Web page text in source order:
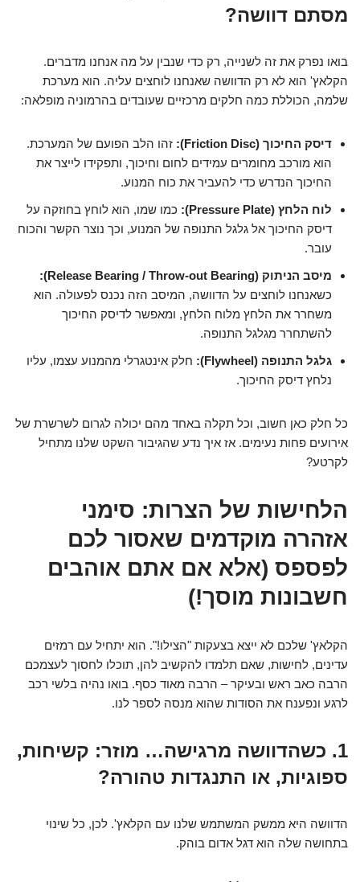
מסתם דוושה?
בואו נפרק את זה לשנייה, רק כדי שנבין על מה אנחנו מדברים.
הקלאץ' הוא לא רק הדוושה שאנחנו לוחצים עליה. הוא מערכת
שלמה, הכוללת כמה חלקים מרכזיים שעובדים בהרמוניה מופלאה:
דיסק החיכוך (Friction Disc):
זהו הלב הפועם של המערכת.
הוא מורכב מחומרים עמידים לחום וחיכוך, ותפקידו לייצר את
החיכוך הנדרש כדי להעביר את כוח המנוע.
לוח הלחץ (Pressure Plate):
כמו שמו, הוא לוחץ בחוזקה על
דיסק החיכוך אל גלגל התנופה של המנוע, וכך נוצר הקשר והכוח
עובר.
מיסב הניתוק (Release Bearing / Throw-out Bearing):
כשאנחנו לוחצים על הדוושה, המיסב הזה נכנס לפעולה. הוא
משחרר את הלחץ מלוח הלחץ, ומאפשר לדיסק החיכוך
להשתחרר מגלגל התנופה.
גלגל התנופה (Flywheel):
חלק אינטגרלי מהמנוע עצמו, עליו
נלחץ דיסק החיכוך.
כל חלק כאן חשוב, וכל תקלה באחד מהם יכולה לגרום לשרשרת של
אירועים פחות נעימים. אז איך נדע שהגיבור השקט שלנו מתחיל
לקרטע?
הלחישות של הצרות: סימני
אזהרה מוקדמים שאסור לכם
לפספס (אלא אם אתם אוהבים
חשבונות מוסך!)
הקלאץ' שלכם לא ייצא בצעקות "הצילו!". הוא יתחיל עם רמזים
עדינים, לחישות, שאם תלמדו להקשיב להן, תוכלו לחסוך לעצמכם
הרבה כאב ראש ובעיקר – הרבה מאוד כסף. בואו נהיה בלשי רכב
לרגע ונפענח את הסודות שהוא מנסה לספר לנו.
1. כשהדוושה מרגישה… מוזר: קשיחות,
ספוגיות, או התנגדות טהורה?
הדוושה היא ממשק המשתמש שלנו עם הקלאץ'. לכן, כל שינוי
בתחושה שלה הוא דגל אדום בוהק.